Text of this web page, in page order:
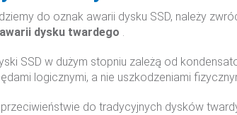
do oznak awarii dysku SSD, należy
awarii dysku twardego .
SSD w dużym stopniu zależą od
logicznymi, a nie uszkodzeniami
do tradycyjnych dysków